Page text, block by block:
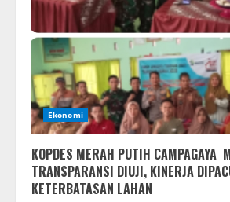
Ekonomi
KOPDES MERAH PUTIH CAMPAGAYA
TRANSPARANSI DIUJI, KINERJA
KETERBATASAN LAHAN